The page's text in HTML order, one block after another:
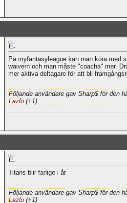
På myfantasyleague kan man köra med
waivern och man måste "coacha" mer.
mer aktiva deltagare för att bli
Följande användare gav Sharp$ för den
Lazlo (+1)
Titans blir farlige i år
Följande användare gav Sharp$ för den
Lazlo (+1)